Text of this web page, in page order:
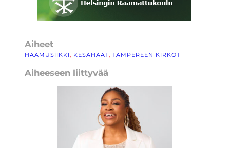
Aiheet
HÄÄMUSIIKKI, KESÄHÄÄT, TAMPEREEN KIRKOT
Aiheeseen liittyvää